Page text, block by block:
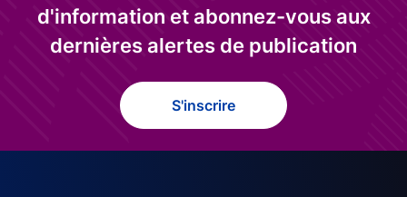
d'information et abonnez-vous aux
dernières alertes de publication
S'inscrire